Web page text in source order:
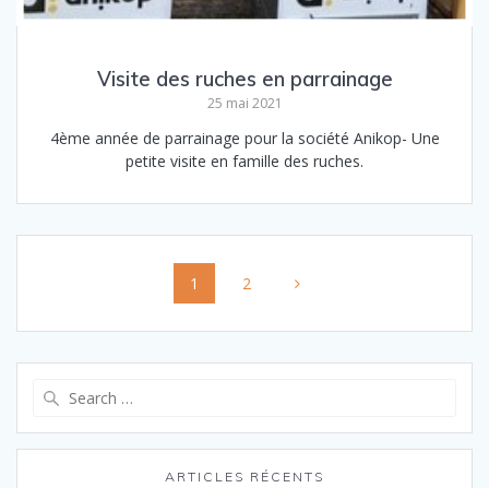
Visite des ruches en parrainage
25 mai 2021
4ème année de parrainage pour la société Anikop- Une
petite visite en famille des ruches.
navigation
Page
1 Page
2
ARTICLES RÉCENTS